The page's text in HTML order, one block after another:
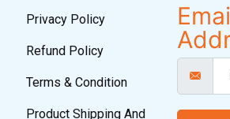
Privacy Policy
Refund Policy
Terms & Condition
Product Shipping And